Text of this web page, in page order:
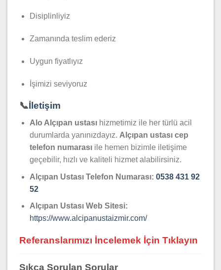
Disiplinliyiz
Zamanında teslim ederiz
Uygun fiyatlıyız
İşimizi seviyoruz
📞İletişim
Alo Alçıpan ustasıhizmetimiz ile her türlü acil
durumlarda yanınızdayız. Alçıpan ustası cep
telefon numarasıile hemen bizimle iletişime
geçebilir, hızlı ve kaliteli hizmet alabilirsiniz.
Alçıpan Ustası Telefon Numarası: 0538 431 92
52
Alçıpan Ustası Web Sitesi:
https://www.alcipanustaizmir.com/
Referanslarımızı İncelemek İçin Tıklayın
Sıkça Sorulan Sorular